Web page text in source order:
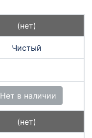
(нет)
Чистый
Нет в наличии
(нет)